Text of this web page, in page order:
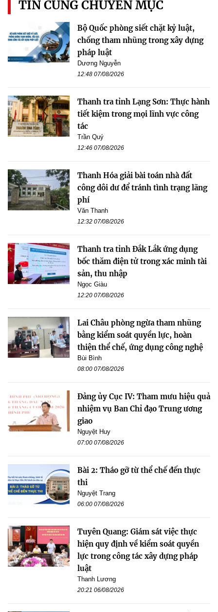
TIN CÙNG CHUYÊN MỤC
Bộ Quốc phòng siết chặt kỷ luật,
chống tham nhũng trong xây dựng
pháp luật
Dương Nguyễn
12:48 07/08/2026
Thanh tra tỉnh Lạng Sơn: Thực hành
tiết kiệm trong mọi lĩnh vực công
tác
Trần Quý
12:46 07/08/2026
Thanh Hóa giải bài toán nhà đất
công dôi dư để tránh tình trạng lãng
phí
Văn Thanh
12:32 07/08/2026
Thanh tra tỉnh Đắk Lắk ứng dụng
bốc thăm điện tử trong xác minh tài
sản, thu nhập
Ngọc Giàu
12:20 07/08/2026
Lai Châu phòng ngừa tham nhũng
bằng kiểm soát quyền lực, hoàn
thiện thể chế, ứng dụng công nghệ
Bùi Bình
08:00 07/08/2026
Đảng ủy Cục IV: Tham mưu hiệu quả
nhiệm vụ Ban Chỉ đạo Trung ương
giao
Nguyệt Huy
07:00 07/08/2026
Bài 2: Tháo gỡ từ thể chế đến thực
thi
Nguyệt Trang
06:00 07/08/2026
Tuyên Quang: Giám sát việc thực
hiện quy định về kiểm soát quyền
lực trong công tác xây dựng pháp
luật
Thanh Lương
20:21 06/08/2026